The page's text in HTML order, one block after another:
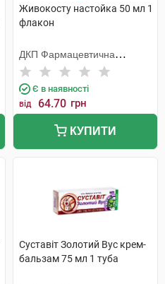
Живокосту настойка 50 мл 1
флакон
ДКП Фармацевтична
фабрика
Є в наявності
від 64.70 грн
КУПИТИ
Суставіт Золотий Вус крем-
бальзам 75 мл 1 туба